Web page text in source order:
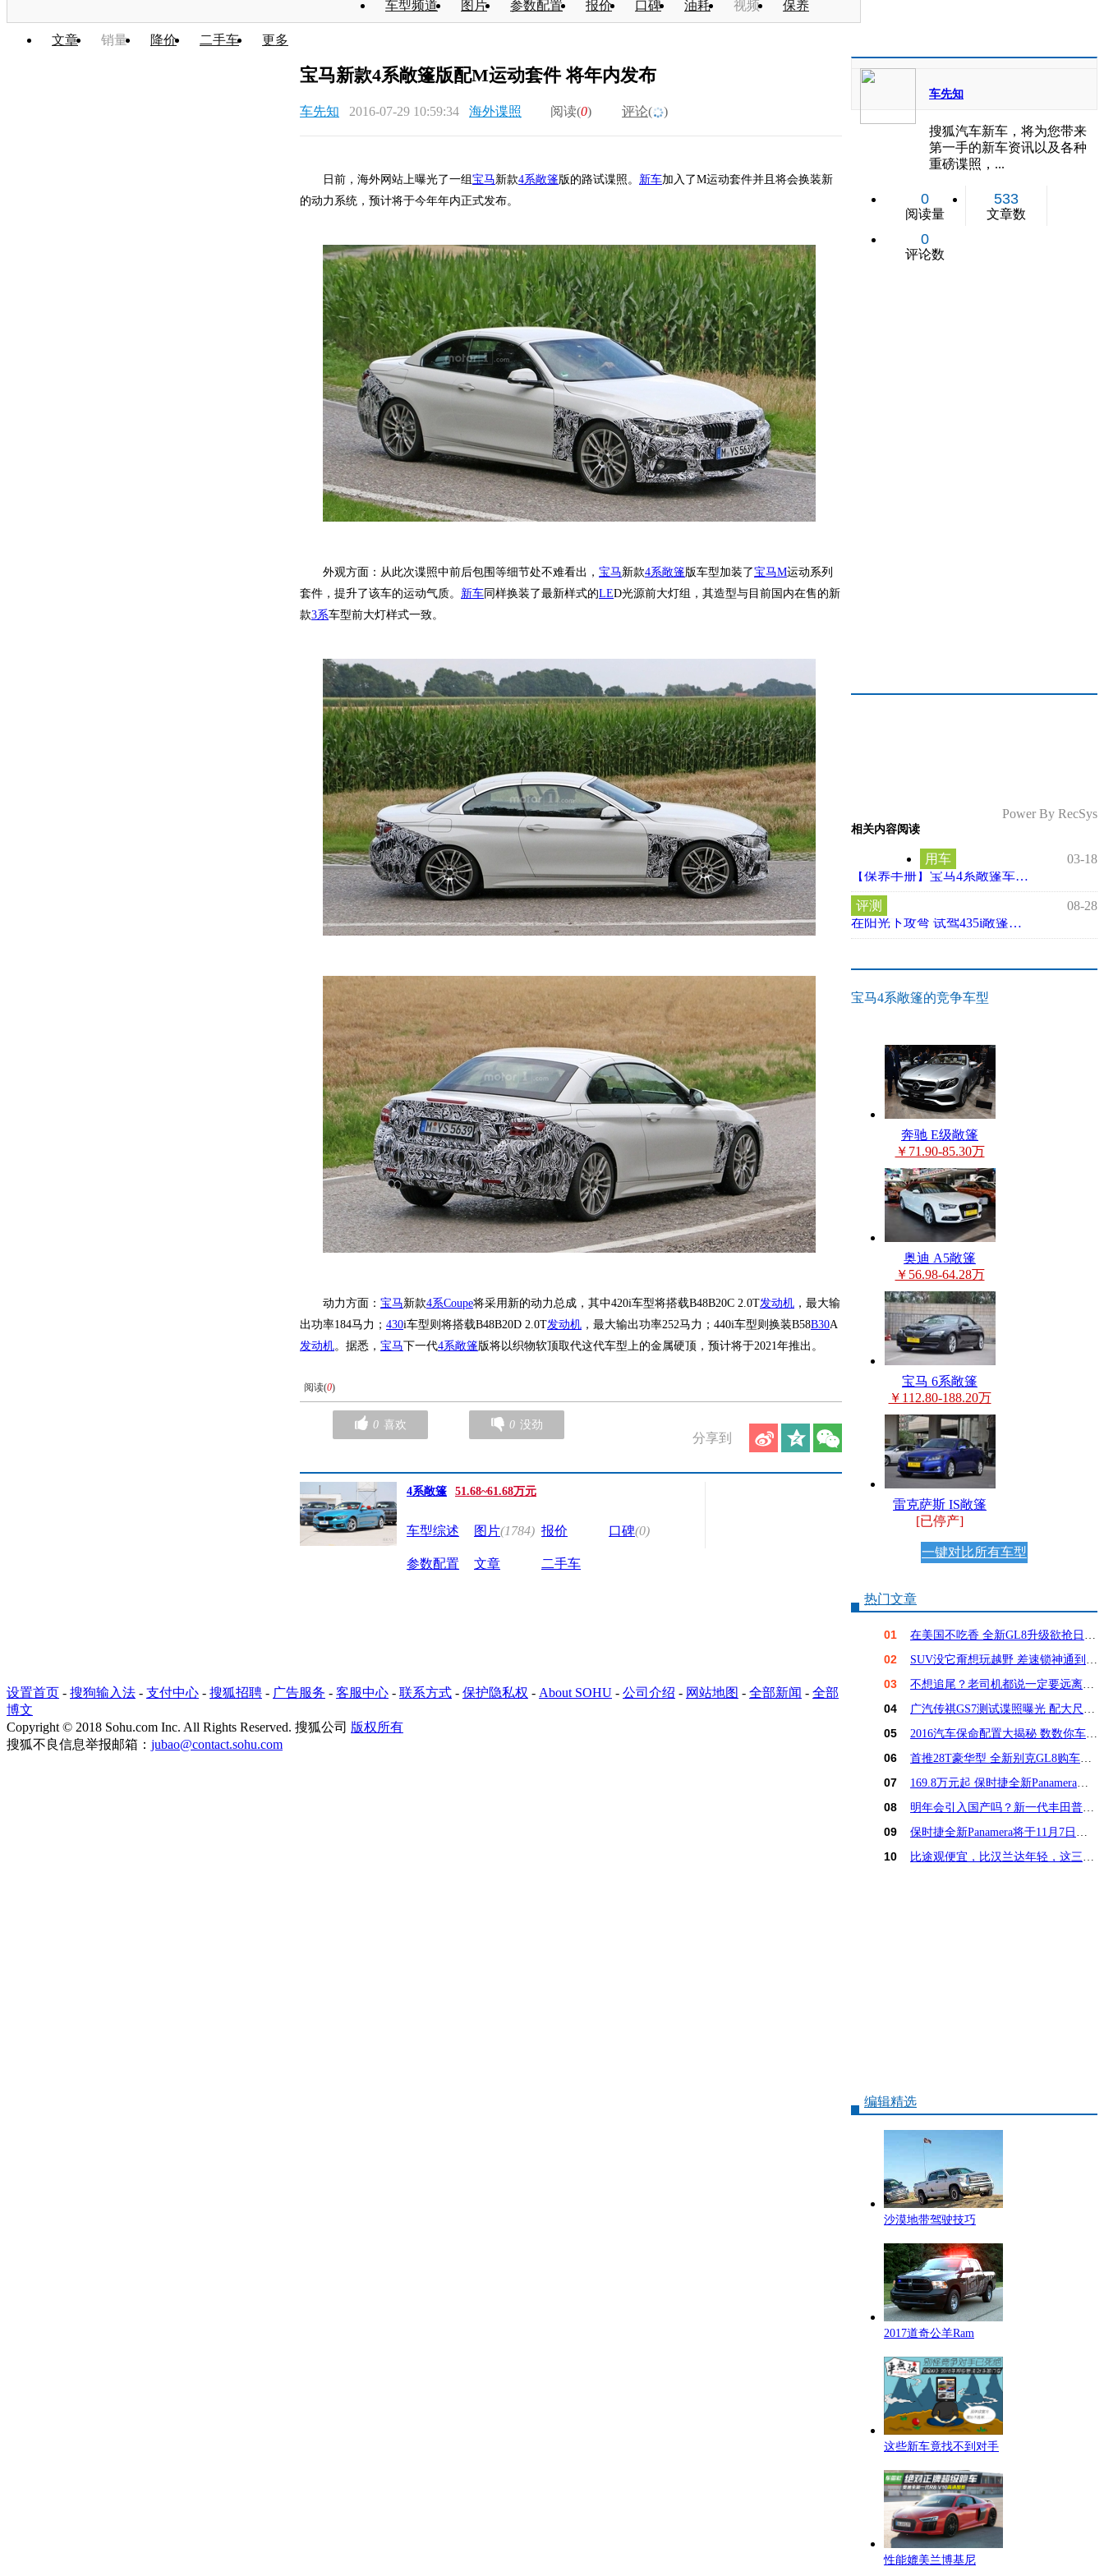
车型频道 图片 参数配置 报价 口碑 油耗 视频 保养
文章 销量 降价 二手车 更多
宝马新款4系敞篷版配M运动套件 将年内发布
车先知 2016-07-29 10:59:34 海外谍照 阅读(0) 评论( )
日前，海外网站上曝光了一组 宝马新款4系敞篷版的路试谍照。 新车加入了M运动套件并且将会换装新
的动力系统，预计将于今年年内正式发布。
外观方面：从此次谍照中前后包围等细节处不难看出， 宝马新款4系敞篷版车型加装了宝马M运动系列
套件，提升了该车的运动气质。 新车 同样换装了最新样式的LED光源前大灯组，其造型与目前国内在售的新
款3系车型前大灯样式一致。
动力方面： 宝马新款4系Coupe将采用新的动力总成，其中420i车型将搭载B48B20C 2.0T发动机 ，最大输
出功率184马力； 430i车型则将搭载B48B20D 2.0T发动机 ，最大输出功率252马力；440i车型则换装B58B30A
发动机。据悉， 宝马下一代4系敞篷版将以织物软顶取代这代车型上的金属硬顶，预计将于2021年推出。
阅读(0)
0 喜欢 0 没劲
分享到
4系敞篷 51.68~61.68万元
车型综述 图片(1784) 报价 口碑(0)
参数配置 文章 二手车
车先知
搜狐汽车新车，将为您带来
第一手的新车资讯以及各种
重磅谍照，...
0
阅读量
533
文章数
0
评论数
相关内容阅读
Power By RecSys
03-18
用车
【保养手册】宝马4系敞篷车保养手册解析
08-28
评测
在阳光下攻弯 试驾435i敞篷豪华设计套装
宝马4系敞篷的竞争车型
奔驰 E级敞篷
￥71.90-85.30万
奥迪 A5敞篷
￥56.98-64.28万
宝马 6系敞篷
￥112.80-188.20万
雷克萨斯 IS敞篷
[已停产]
一键对比所有车型
热门文章
01 在美国不吃香 全新GL8升级欲抢日系饭碗？
02 SUV没它甭想玩越野 差速锁神通到底有多大？
03 不想追尾？老司机都说一定要远离这6种车！
04 广汽传祺GS7测试谍照曝光 配大尺寸屏幕
05 2016汽车保命配置大揭秘 数数你车占几样？
06 首推28T豪华型 全新别克GL8购车手册
07 169.8万元起 保时捷全新Panamera亚洲首发
08 明年会引入国产吗？新一代丰田普锐斯解析
09 保时捷全新Panamera将于11月7日亚洲首发
10 比途观便宜，比汉兰达年轻，这三款15万SUV怎么选
编辑精选
沙漠地带驾驶技巧
2017道奇公羊Ram
这些新车竟找不到对手
性能媲美兰博基尼
设置首页 - 搜狗输入法 - 支付中心 - 搜狐招聘 - 广告服务 - 客服中心 - 联系方式 - 保护隐私权 - About SOHU - 公司介绍 - 网站地图 - 全部新闻 - 全部
博文
Copyright © 2018 Sohu.com Inc. All Rights Reserved. 搜狐公司 版权所有
搜狐不良信息举报邮箱： jubao@contact.sohu.com